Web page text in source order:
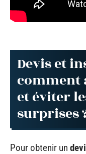
Devis et
comment
et éviter
surprises
Pour obtenir un